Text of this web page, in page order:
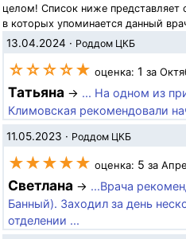
целом! Список ниже представляет
в которых упоминается данный
13.04.2024 · Роддом ЦКБ
☆☆☆☆★ оценка: 1 за
Татьяна → ... На одном из
Климовская рекомендовали
11.05.2023 · Роддом ЦКБ
★★★★★ оценка: 5 за
Светлана → ...Врача
Банный). Заходил за день
отделении ...